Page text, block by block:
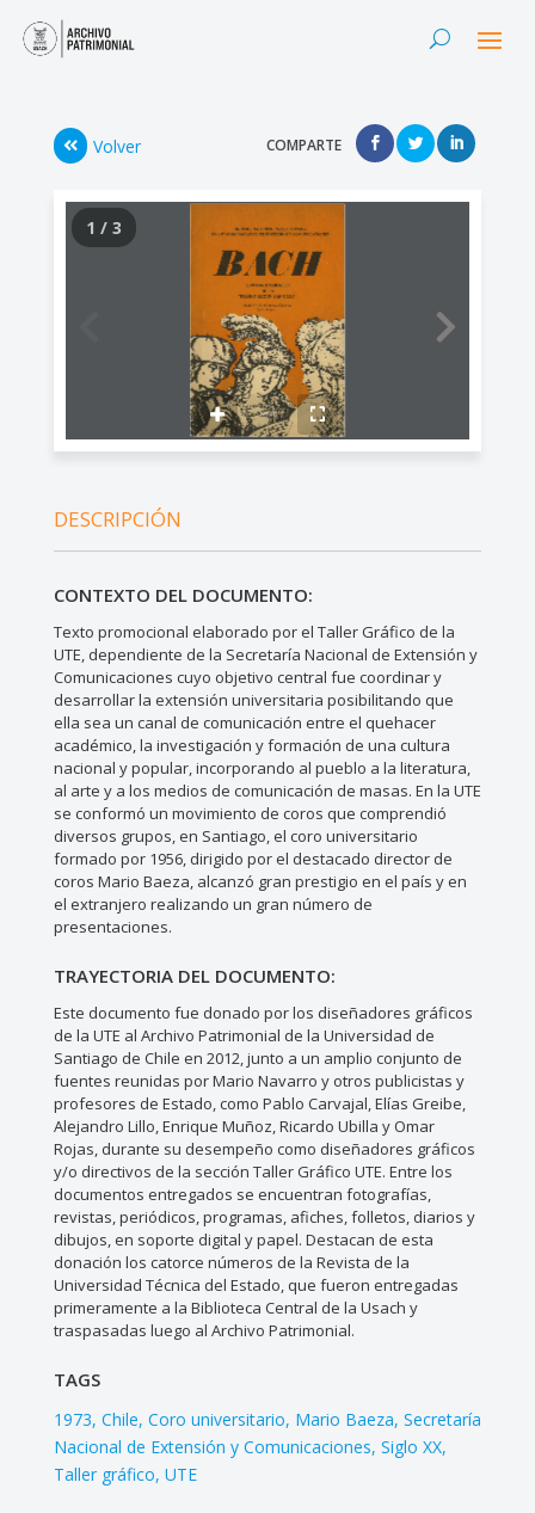
Volver COMPARTE
1 / 3
DESCRIPCIÓN
CONTEXTO DEL DOCUMENTO:
Texto promocional elaborado por el Taller Gráfico de la
UTE, dependiente de la Secretaría Nacional de Extensión y
Comunicaciones cuyo objetivo central fue coordinar y
desarrollar la extensión universitaria posibilitando que
ella sea un canal de comunicación entre el quehacer
académico, la investigación y formación de una cultura
nacional y popular, incorporando al pueblo a la literatura,
al arte y a los medios de comunicación de masas. En la UTE
se conformó un movimiento de coros que comprendió
diversos grupos, en Santiago, el coro universitario
formado por 1956, dirigido por el destacado director de
coros Mario Baeza, alcanzó gran prestigio en el país y en
el extranjero realizando un gran número de
presentaciones.
TRAYECTORIA DEL DOCUMENTO:
Este documento fue donado por los diseñadores gráficos
de la UTE al Archivo Patrimonial de la Universidad de
Santiago de Chile en 2012, junto a un amplio conjunto de
fuentes reunidas por Mario Navarro y otros publicistas y
profesores de Estado, como Pablo Carvajal, Elías Greibe,
Alejandro Lillo, Enrique Muñoz, Ricardo Ubilla y Omar
Rojas, durante su desempeño como diseñadores gráficos
y/o directivos de la sección Taller Gráfico UTE. Entre los
documentos entregados se encuentran fotografías,
revistas, periódicos, programas, afiches, folletos, diarios y
dibujos, en soporte digital y papel. Destacan de esta
donación los catorce números de la Revista de la
Universidad Técnica del Estado, que fueron entregadas
primeramente a la Biblioteca Central de la Usach y
traspasadas luego al Archivo Patrimonial.
TAGS
1973 Chile Coro universitario Mario Baeza Secretaría
Nacional de Extensión y Comunicaciones Siglo XX
Taller gráfico UTE